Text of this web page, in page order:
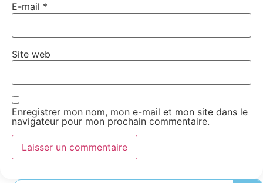
E-mail *
Site web
Enregistrer mon nom, mon e-mail et mon site dans le
navigateur pour mon prochain commentaire.